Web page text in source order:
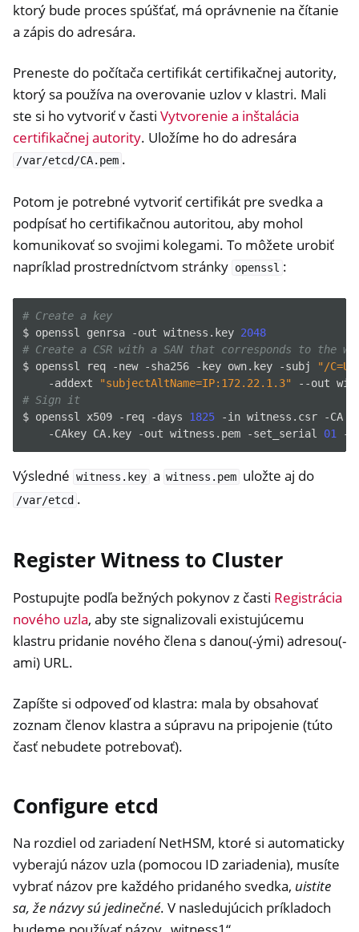
ktorý bude proces spúšťať, má oprávnenie na čítanie
a zápis do adresára.
Preneste do počítača certifikát certifikačnej autority,
ktorý sa používa na overovanie uzlov v klastri. Mali
ste si ho vytvoriť v časti Vytvorenie a inštalácia
certifikačnej autority. Uložíme ho do adresára
/var/etcd/CA.pem .
Potom je potrebné vytvoriť certifikát pre svedka a
podpísať ho certifikačnou autoritou, aby mohol
komunikovať so svojimi kolegami. To môžete urobiť
napríklad prostredníctvom stránky openssl :
# Create a key
$ openssl genrsa -out witness.key 2048
# Create a CSR with a SAN that corresponds to the
$ openssl req -new -sha256 -key own.key -subj
"/
-addext
"subjectAltName=IP:172.22.1.3"
--out
# Sign it
$ openssl x509 -req -days 1825 -in witness.csr -CA
-CAkey CA.key -out witness.pem -set_serial 01
Výsledné witness.key a witness.pem uložte aj do
/var/etcd .
Register Witness to Cluster
Postupujte podľa bežných pokynov z časti Registrácia
nového uzla, aby ste signalizovali existujúcemu
klastru pridanie nového člena s danou(-ými) adresou(-
ami) URL.
Zapíšte si odpoveď od klastra: mala by obsahovať
zoznam členov klastra a súpravu na pripojenie (túto
časť nebudete potrebovať).
Configure etcd
Na rozdiel od zariadení NetHSM, ktoré si automaticky
vyberajú názov uzla (pomocou ID zariadenia), musíte
vybrať názov pre každého pridaného svedka, uistite
sa, že názvy sú jedinečné. V nasledujúcich príkladoch